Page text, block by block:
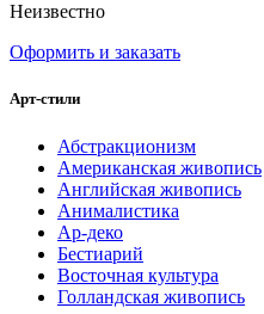
Неизвестно
Оформить и заказать
Арт-стили
Абстракционизм
Американская живопись
Английская живопись
Анималистика
Ар-деко
Бестиарий
Восточная культура
Голландская живопись